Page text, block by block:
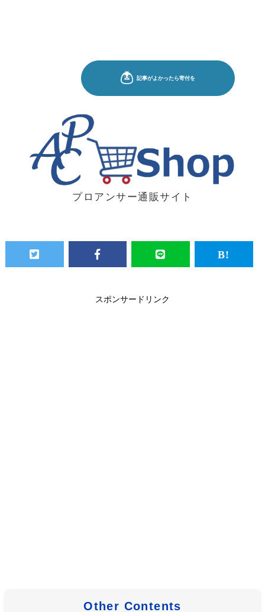
プロアンサー通販サイト
スポンサードリンク
Other Contents